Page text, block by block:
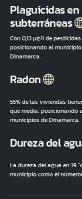
Plaguicidas
subterráneas
Con 0,13 µg/l de
posicionando al
Dinamarca.
Radon
55% de las viviendas
que media, posicionando
municipios de Dinamarca.
Dureza del
La dureza del agua en 19
municipio como el